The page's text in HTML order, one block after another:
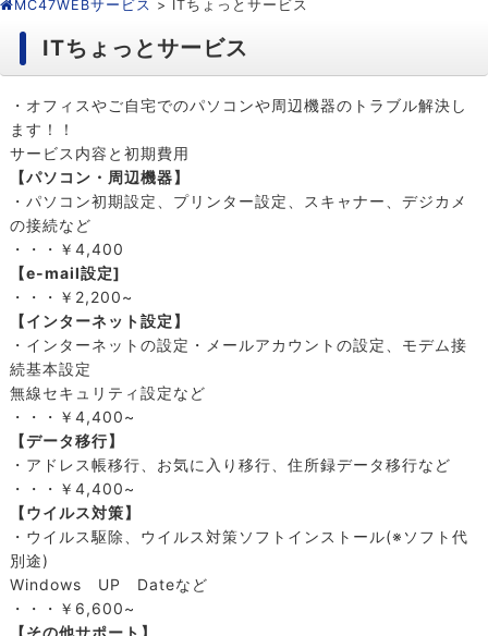
MC47WEBサービス > ITちょっとサービス
ITちょっとサービス
・オフィスやご自宅でのパソコンや周辺機器のトラブル解決し
ます！！
サービス内容と初期費用
【パソコン・周辺機器】
・パソコン初期設定、プリンター設定、スキャナー、デジカメ
の接続など
・・・￥4,400
【e-mail設定]
・・・￥2,200~
【インターネット設定】
・インターネットの設定・メールアカウントの設定、モデム接
続基本設定
無線セキュリティ設定など
・・・￥4,400~
【データ移行】
・アドレス帳移行、お気に入り移行、住所録データ移行など
・・・￥4,400~
【ウイルス対策】
・ウイルス駆除、ウイルス対策ソフトインストール(※ソフト代
別途)
Windows UP Dateなど
・・・￥6,600~